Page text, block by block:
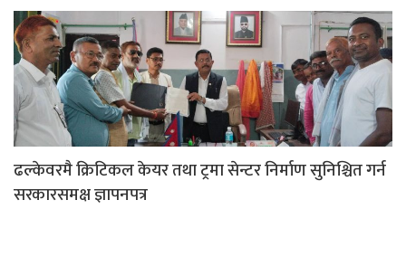
ढल्केवरमै क्रिटिकल केयर तथा ट्रमा सेन्टर निर्माण सुनिश्चित गर्न
सरकारसमक्ष ज्ञापनपत्र